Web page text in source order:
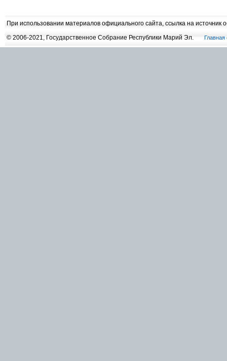
При использовании материалов официального сайта, ссылка на источник
© 2006-2021, Государственное Собрание Республики Марий Эл.
Главная